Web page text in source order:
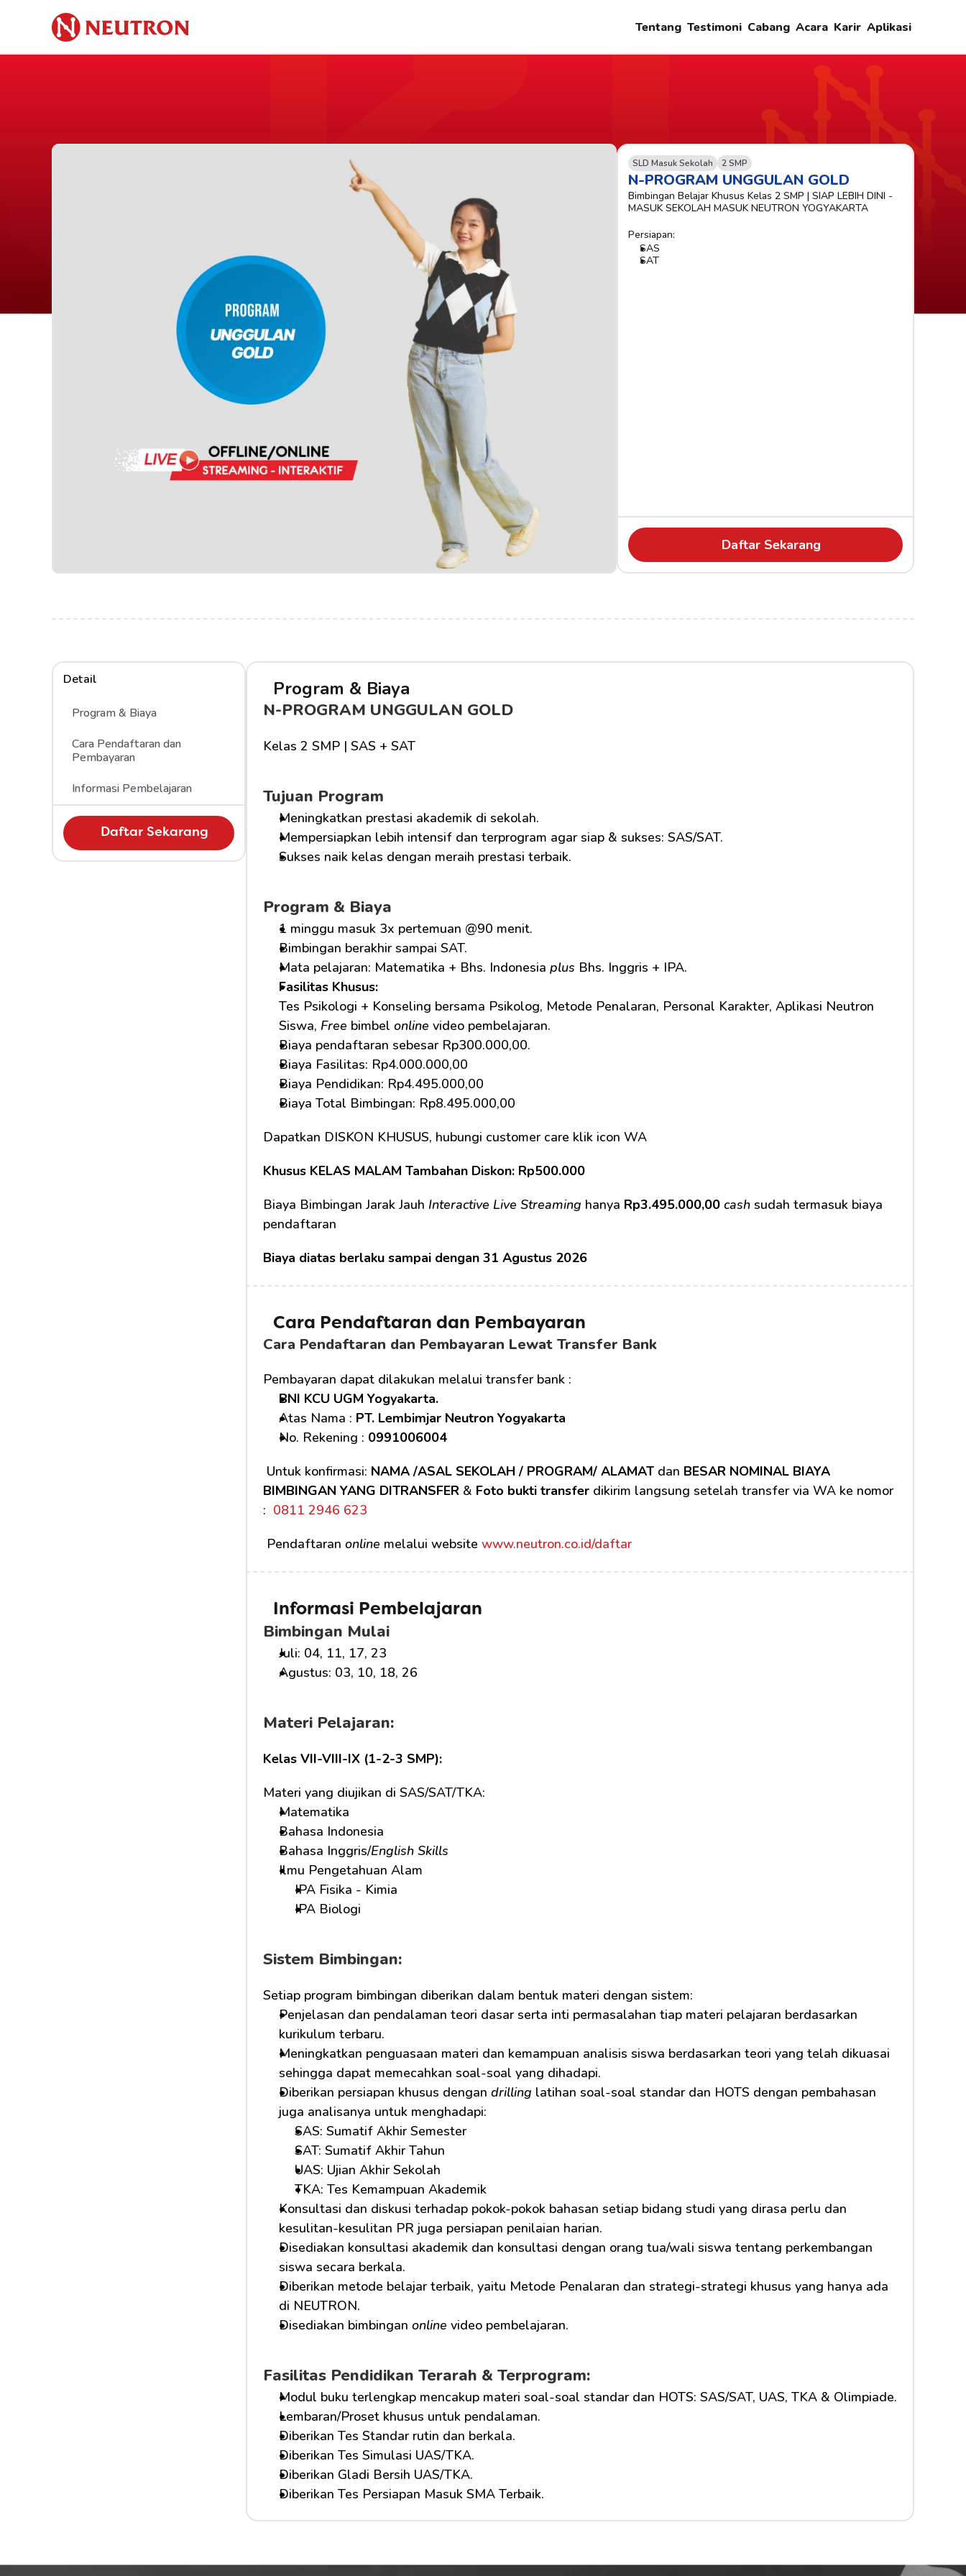
Tentang Testimoni Cabang Acara Karir Aplikasi
SLD Masuk Sekolah 2 SMP
N-PROGRAM UNGGULAN GOLD
Bimbingan Belajar Khusus Kelas 2 SMP | SIAP LEBIH DINI -
MASUK SEKOLAH MASUK NEUTRON YOGYAKARTA
Persiapan:
SAS
SAT
Daftar Sekarang
Detail
Program & Biaya
Cara Pendaftaran dan
Pembayaran
Informasi Pembelajaran
Daftar Sekarang
Program & Biaya
N-PROGRAM UNGGULAN GOLD
Kelas 2 SMP | SAS + SAT
Tujuan Program
Meningkatkan prestasi akademik di sekolah.
Mempersiapkan lebih intensif dan terprogram agar siap & sukses: SAS/SAT.
Sukses naik kelas dengan meraih prestasi terbaik.
Program & Biaya
1 minggu masuk 3x pertemuan @90 menit.
Bimbingan berakhir sampai SAT.
Mata pelajaran: Matematika + Bhs. Indonesia plus Bhs. Inggris + IPA.
Fasilitas Khusus:
Tes Psikologi + Konseling bersama Psikolog, Metode Penalaran, Personal Karakter, Aplikasi Neutron
Siswa, Free bimbel online video pembelajaran.
Biaya pendaftaran sebesar Rp300.000,00.
Biaya Fasilitas: Rp4.000.000,00
Biaya Pendidikan: Rp4.495.000,00
Biaya Total Bimbingan: Rp8.495.000,00
Dapatkan DISKON KHUSUS, hubungi customer care klik icon WA
Khusus KELAS MALAM Tambahan Diskon: Rp500.000
Biaya Bimbingan Jarak Jauh Interactive Live Streaming hanya Rp3.495.000,00 cash sudah termasuk biaya
pendaftaran
Biaya diatas berlaku sampai dengan 31 Agustus 2026
Cara Pendaftaran dan Pembayaran
Cara Pendaftaran dan Pembayaran Lewat Transfer Bank
Pembayaran dapat dilakukan melalui transfer bank :
BNI KCU UGM Yogyakarta.
Atas Nama : PT. Lembimjar Neutron Yogyakarta
No. Rekening : 0991006004
Untuk konfirmasi: NAMA /ASAL SEKOLAH / PROGRAM/ ALAMAT dan BESAR NOMINAL BIAYA
BIMBINGAN YANG DITRANSFER & Foto bukti transfer dikirim langsung setelah transfer via WA ke nomor
: 0811 2946 623
Pendaftaran online melalui website www.neutron.co.id/daftar
Informasi Pembelajaran
Bimbingan Mulai
Juli: 04, 11, 17, 23
Agustus: 03, 10, 18, 26
Materi Pelajaran:
Kelas VII-VIII-IX (1-2-3 SMP):
Materi yang diujikan di SAS/SAT/TKA:
Matematika
Bahasa Indonesia
Bahasa Inggris/English Skills
Ilmu Pengetahuan Alam
IPA Fisika - Kimia
IPA Biologi
Sistem Bimbingan:
Setiap program bimbingan diberikan dalam bentuk materi dengan sistem:
Penjelasan dan pendalaman teori dasar serta inti permasalahan tiap materi pelajaran berdasarkan
kurikulum terbaru.
Meningkatkan penguasaan materi dan kemampuan analisis siswa berdasarkan teori yang telah dikuasai
sehingga dapat memecahkan soal-soal yang dihadapi.
Diberikan persiapan khusus dengan drilling latihan soal-soal standar dan HOTS dengan pembahasan
juga analisanya untuk menghadapi:
SAS: Sumatif Akhir Semester
SAT: Sumatif Akhir Tahun
UAS: Ujian Akhir Sekolah
TKA: Tes Kemampuan Akademik
Konsultasi dan diskusi terhadap pokok-pokok bahasan setiap bidang studi yang dirasa perlu dan
kesulitan-kesulitan PR juga persiapan penilaian harian.
Disediakan konsultasi akademik dan konsultasi dengan orang tua/wali siswa tentang perkembangan
siswa secara berkala.
Diberikan metode belajar terbaik, yaitu Metode Penalaran dan strategi-strategi khusus yang hanya ada
di NEUTRON.
Disediakan bimbingan online video pembelajaran.
Fasilitas Pendidikan Terarah & Terprogram:
Modul buku terlengkap mencakup materi soal-soal standar dan HOTS: SAS/SAT, UAS, TKA & Olimpiade.
Lembaran/Proset khusus untuk pendalaman.
Diberikan Tes Standar rutin dan berkala.
Diberikan Tes Simulasi UAS/TKA.
Diberikan Gladi Bersih UAS/TKA.
Diberikan Tes Persiapan Masuk SMA Terbaik.